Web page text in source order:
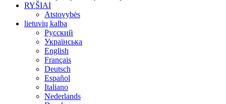
RYŠIAI
Atstovybės
lietuvių kalba
Русский
Українська
English
Français
Deutsch
Español
Italiano
Nederlands